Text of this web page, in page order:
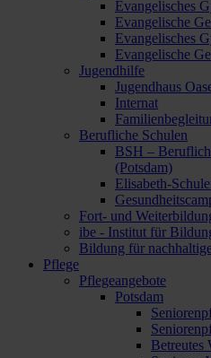
Evangelisches
Evangelische
Evangelisches
Evangelische
Jugendhilfe
Jugendhaus
Internat
Berufliche Schulen
BSH –
(Potsdam)
Elisabeth-
Fort- und
ibe - Institut für
Bildung für
Pflege
Pflegeangebote
Potsdam
Betreutes